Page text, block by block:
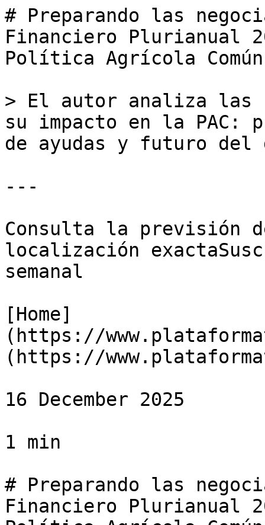
# Preparando las
Financiero Plurianual
Política Agrícola Común
> El autor analiza las
su impacto en la PAC:
de ayudas y futuro
---
Consulta la previsión
localización
semanal
[Home]
(https://
(https://
16 December 2025
1 min
# Preparando las
Financiero Plurianual